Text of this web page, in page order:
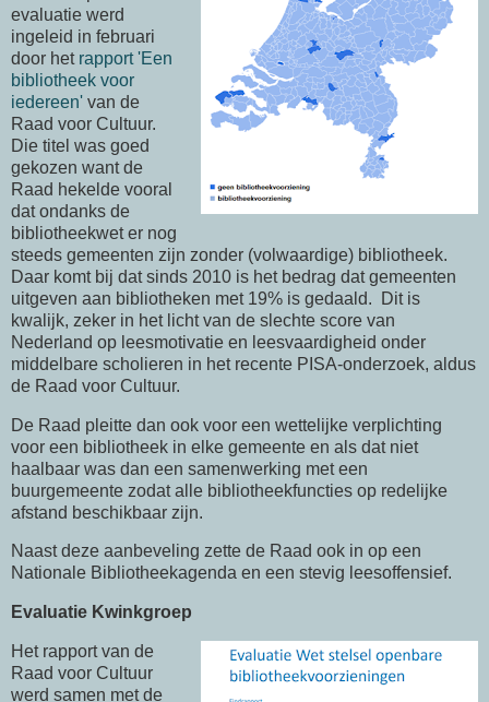
evaluatie werd
ingeleid in februari
door hetrapport 'Een
bibliotheek voor
iedereen' van de
Raad voor Cultuur.
Die titel was goed
gekozen want de
Raad hekelde vooral
dat ondanks de
bibliotheekwet er nog
steeds gemeenten zijn zonder (volwaardige) bibliotheek.
Daar komt bij dat sinds 2010 is het bedrag dat gemeenten
uitgeven aan bibliotheken met 19% is gedaald. Dit is
kwalijk, zeker in het licht van de slechte score van
Nederland op leesmotivatie en leesvaardigheid onder
middelbare scholieren in het recente PISA-onderzoek, aldus
de Raad voor Cultuur.
De Raad pleitte dan ook voor een wettelijke verplichting
voor een bibliotheek in elke gemeente en als dat niet
haalbaar was dan een samenwerking met een
buurgemeente zodat alle bibliotheekfuncties op redelijke
afstand beschikbaar zijn.
Naast deze aanbeveling zette de Raad ook in op een
Nationale Bibliotheekagenda en een stevig leesoffensief.
Evaluatie Kwinkgroep
Het rapport van de
Raad voor Cultuur
werd samen met de